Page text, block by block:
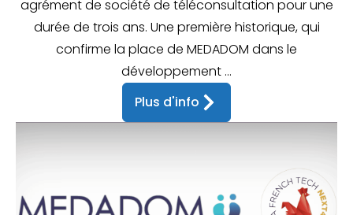
agrément de société de téléconsultation pour une
durée de trois ans. Une première historique, qui
confirme la place de MEDADOM dans le
développement ...
Plus d'info